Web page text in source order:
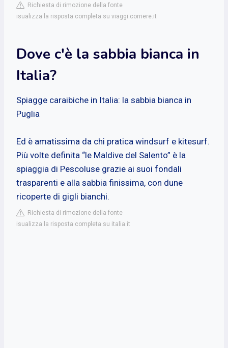
Richiesta di rimozione della fonte
isualizza la risposta completa su viaggi.corriere.it
Dove c'è la sabbia bianca in
Italia?
Spiagge caraibiche in Italia: la sabbia bianca in
Puglia
Ed è amatissima da chi pratica windsurf e kitesurf.
Più volte definita “le Maldive del Salento” è la
spiaggia di Pescoluse grazie ai suoi fondali
trasparenti e alla sabbia finissima, con dune
ricoperte di gigli bianchi.
Richiesta di rimozione della fonte
isualizza la risposta completa su italia.it